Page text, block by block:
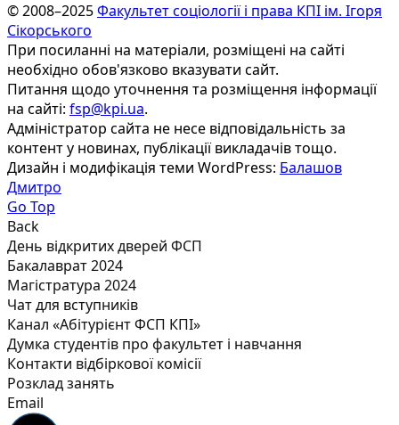
© 2008–2025Факультет соціології і права КПІ ім. Ігоря
Сікорського
При посиланні на матеріали, розміщені на сайті
необхідно обов'язково вказувати сайт.
Питання щодо уточнення та розміщення інформації
на сайті: fsp@kpi.ua.
Адміністратор сайта не несе відповідальність за
контент у новинах, публікації викладачів тощо.
Дизайн і модифікація теми WordPress: Балашов
Дмитро
Go Top
Back
День відкритих дверей ФСП
Бакалаврат 2024
Магістратура 2024
Чат для вступників
Канал «Абітурієнт ФСП КПІ»
Думка студентів про факультет і навчання
Контакти відбіркової комісії
Розклад занять
Email